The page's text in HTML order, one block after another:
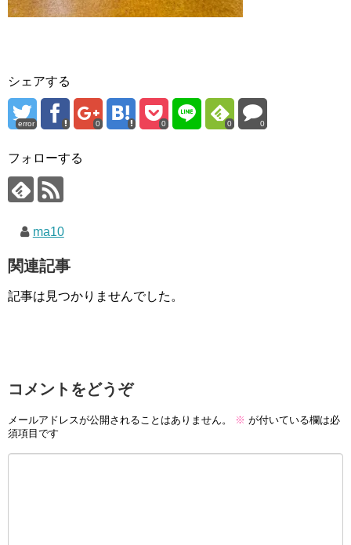
シェアする
error 0 0 0 0
フォローする
ma10
関連記事
記事は見つかりませんでした。
コメントをどうぞ
メールアドレスが公開されることはありません。 ※ が付いている欄は必
須項目です